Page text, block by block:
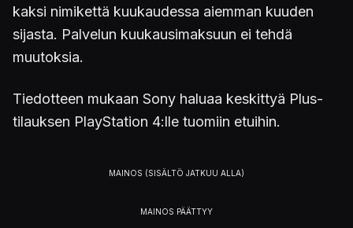
kaksi nimikettä kuukaudessa aiemman kuuden
sijasta. Palvelun kuukausimaksuun ei tehdä
muutoksia.
Tiedotteen mukaan Sony haluaa keskittyä Plus-
tilauksen PlayStation 4:lle tuomiin etuihin.